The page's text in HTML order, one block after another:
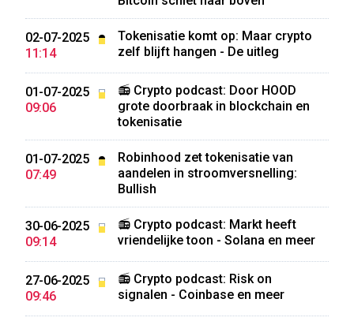
02-07-2025
11:14
Tokenisatie komt op: Maar crypto
zelf blijft hangen - De uitleg
01-07-2025
09:06
📻 Crypto podcast: Door HOOD
grote doorbraak in blockchain en
tokenisatie
01-07-2025
07:49
Robinhood zet tokenisatie van
aandelen in stroomversnelling:
Bullish
30-06-2025
09:14
📻 Crypto podcast: Markt heeft
vriendelijke toon - Solana en meer
27-06-2025
09:46
📻 Crypto podcast: Risk on
signalen - Coinbase en meer